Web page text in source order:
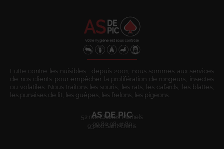
Lutte contre les nuisibles : depuis 2001, nous sommes aux services
de nos clients pour empêcher la prolifération de rongeurs, insectes
ou volatiles. Nous traitons les souris, les rats, les cafards, les blattes,
les punaises de lit, les guêpes, les frelons, les pigeons.
AS DE PIC
52 rue Charles Michels
93200 Saint-Denis
09 80 08 41 80